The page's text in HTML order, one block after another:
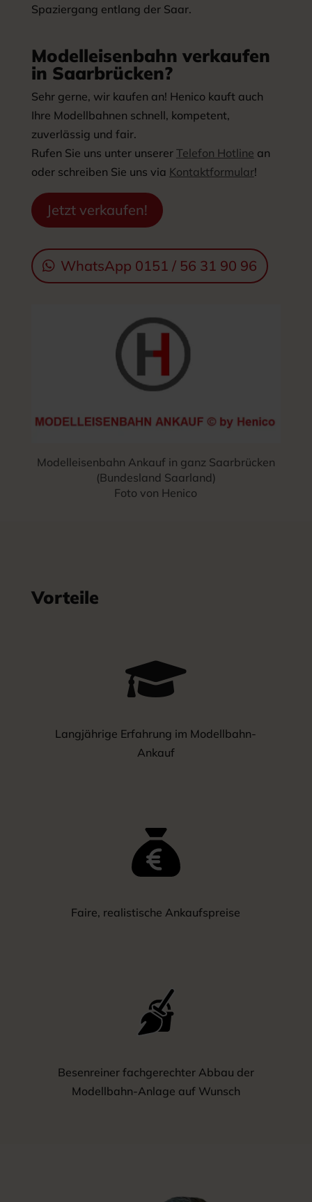
Spaziergang entlang der Saar.
Modelleisenbahn verkaufen
in Saarbrücken?
Sehr gerne, wir kaufen an! Henico kauft auch
Ihre Modellbahnen schnell, kompetent,
zuverlässig und fair.
Rufen Sie uns unter unserer Telefon Hotline an
oder schreiben Sie uns via Kontaktformular!
Jetzt verkaufen!
WhatsApp 0151 / 56 31 90 96
Modelleisenbahn Ankauf in ganz Saarbrücken
(Bundesland Saarland)
Foto von Henico
Vorteile

Langjährige Erfahrung im Modellbahn-
Ankauf
Faire, realistische Ankaufspreise
Besenreiner fachgerechter Abbau der
Modellbahn-Anlage auf Wunsch